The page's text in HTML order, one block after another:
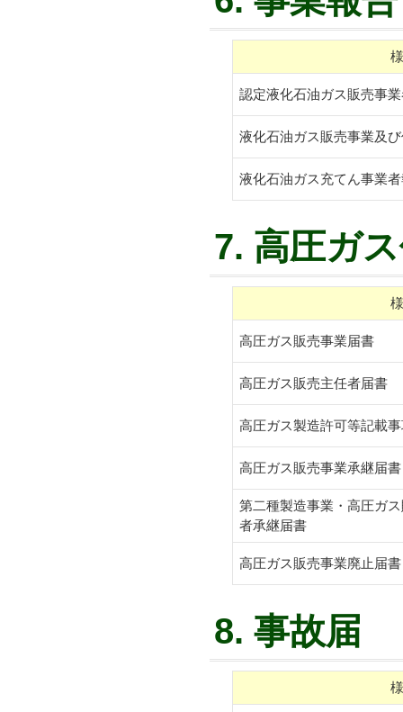
認定液化石油ガス販売事
液化石油ガス販売事業及
液化石油ガス充てん事業
7. 高圧ガ
高圧ガス販売事業届書
高圧ガス販売主任者届書
高圧ガス製造許可等記載
高圧ガス販売事業承継届書
第二種製造事業・高圧ガ
者承継届書
高圧ガス販売事業廃止届書
8. 事故届